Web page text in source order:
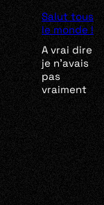
Salut tous
le monde !
A vrai dire
je n’avais
pas
vraiment